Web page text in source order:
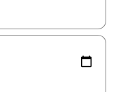
頭，或輕點、滑動裝置。